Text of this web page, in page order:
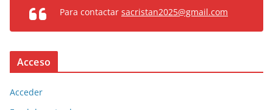
Para contactar sacristan2025@gmail.com
Acceso
Acceder